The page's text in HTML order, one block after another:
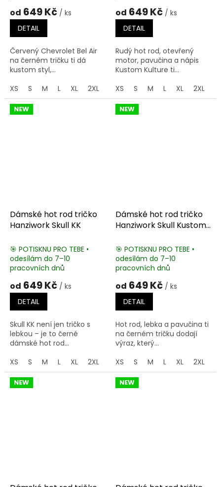
od 649 Kč / ks
DETAIL
Červený Chevrolet Bel Air
na černém tričku ti dá
kustom styl,...
XS
S M L XL 2XL 3XL
od 649 Kč / ks
DETAIL
Rudý hot rod, otevřený
motor, pavučina a nápis
Kustom Kulture ti...
XS
S M L XL 2XL
NEW
Dámské hot rod tričko
Hanziwork Skull KK
🎯 POTISKNU PRO TEBE •
odesílám do 7–10
pracovních dnů
od 649 Kč / ks
DETAIL
Skull KK není jen tričko s
lebkou – je to černé
dámské hot rod...
XS
S M L XL 2XL 3XL
NEW
Dámské hot rod tričko
Hanziwork Skull Kustom
🎯 POTISKNU PRO TEBE •
odesílám do 7–10
pracovních dnů
od 649 Kč / ks
DETAIL
Hot rod, lebka a pavučina ti
na černém tričku dodají
výraz, který...
XS
S M L XL 2XL
NEW NEW